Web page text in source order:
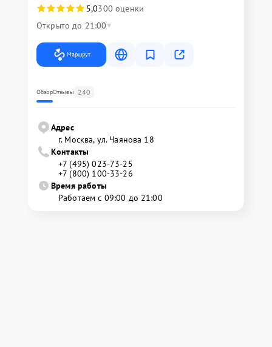
5,0300 оценки
Открыто до 21:00
Маршрут
ОбзорОтзывы 240
Адрес
г. Москва, ул. Чаянова 18
Контакты
+7 (495) 023-73-25
+7 (800) 100-33-26
Время работы
Работаем с 09:00 до 21:00